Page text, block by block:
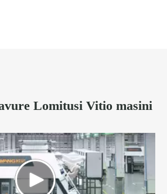
Lomitusi Vitio masini